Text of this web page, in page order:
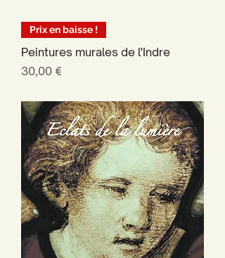
Prix en baisse !
Peintures murales de l'Indre
Prix
30,00 €